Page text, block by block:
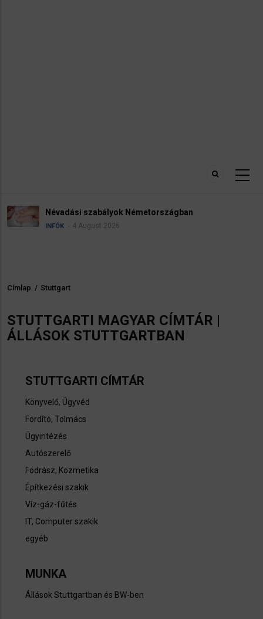
Névadási szabályok Németországban
INFÓK 4 August 2026
Morzsa
Címlap / Stuttgart
STUTTGARTI MAGYAR CÍMTÁR |
ÁLLÁSOK STUTTGARTBAN
STUTTGARTI CÍMTÁR
Könyvelő, Ügyvéd
Fordító, Tolmács
Ügyintézés
Autószerelő
Fodrász, Kozmetika
Építkezési szakik
Víz-gáz-fűtés
IT, Computer szakik
egyéb
MUNKA
Állások Stuttgartban és BW-ben​